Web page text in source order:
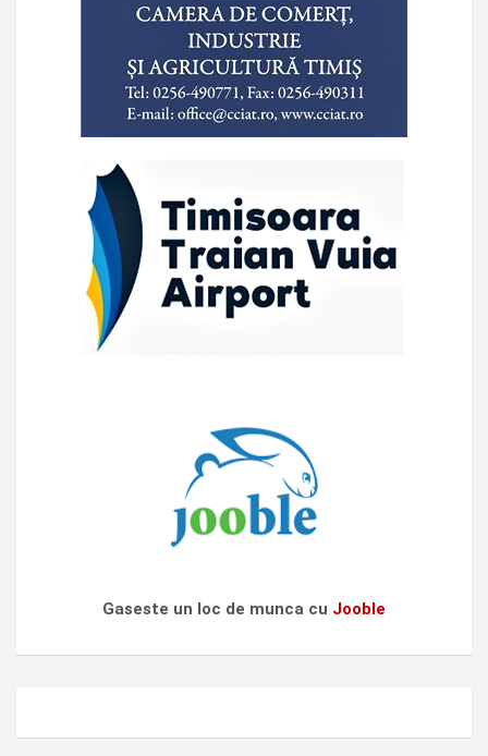
Gaseste un loc de munca cu Jooble